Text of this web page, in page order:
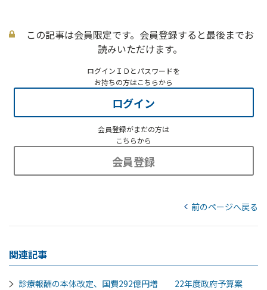
この記事は会員限定です。会員登録すると最後までお
読みいただけます。
ログインＩＤとパスワードを
お持ちの方はこちらから
ログイン
会員登録がまだの方は
こちらから
会員登録
前のページへ戻る
関連記事
診療報酬の本体改定、国費292億円増 22年度政府予算案